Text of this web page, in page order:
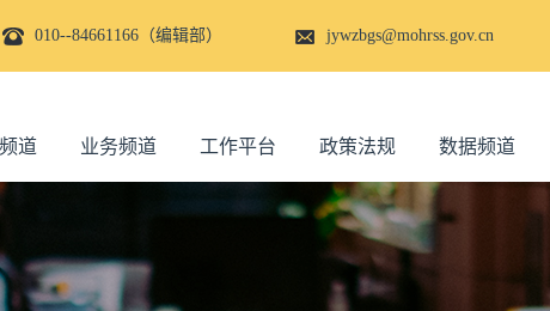
010--84661166（编辑部） jywzbgs@mohrss.gov.cn
道 业务频道 工作平台 政策法规 数据频道